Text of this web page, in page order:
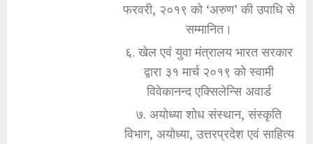
फरवरी, २०१९ को ‘अरुण’ की उपाधि से
सम्मानित।
६. खेल एवं युवा मंत्रालय भारत सरकार
द्वारा ३१ मार्च २०१९ को स्वामी
विवेकानन्द एक्सिलेन्सि अवार्ड
७. अयोध्या शोध संस्थान, संस्कृति
विभाग, अयोध्या, उत्तरप्रदेश एवं साहित्य